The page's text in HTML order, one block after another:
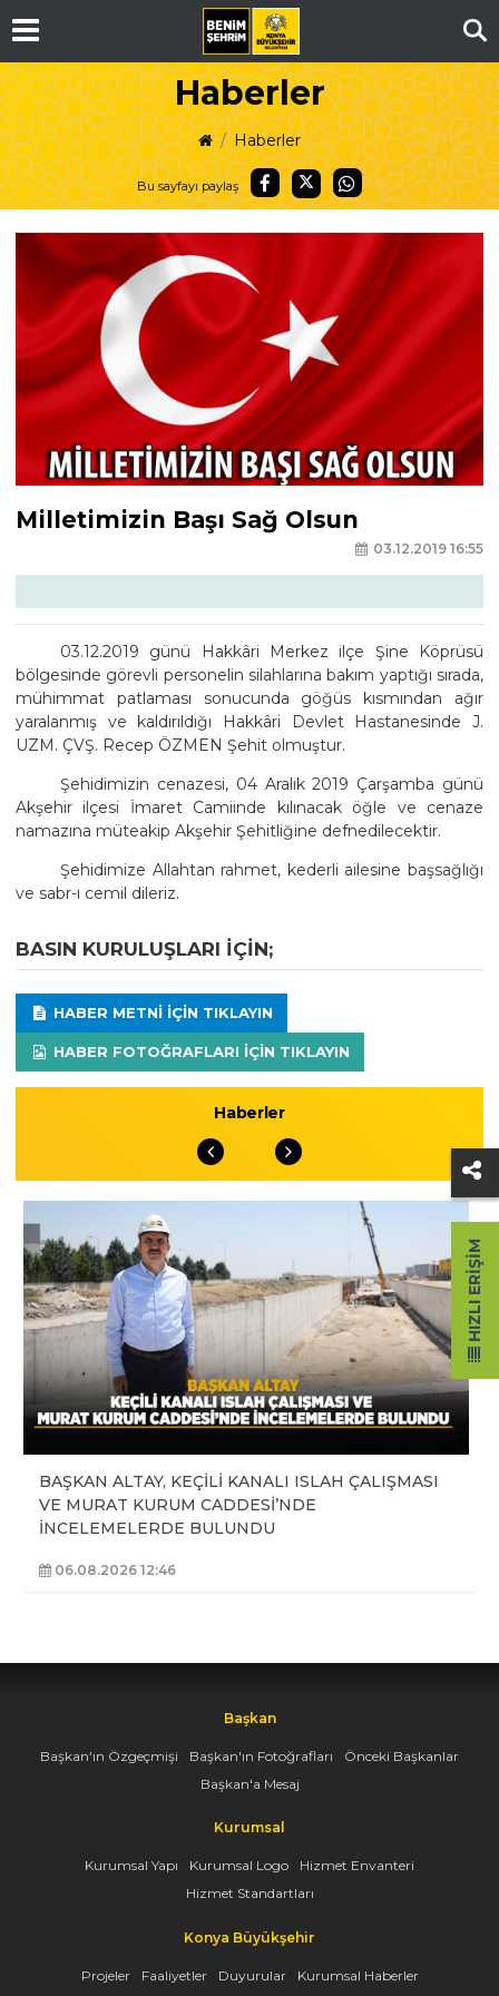
Haberler
Haberler
Bu sayfayı paylaş
Milletimizin Başı Sağ Olsun
03.12.2019 16:55
03.12.2019 günü Hakkâri Merkez ilçe Şine Köprüsü
bölgesinde görevli personelin silahlarına bakım yaptığı sırada,
mühimmat patlaması sonucunda göğüs kısmından ağır
yaralanmış ve kaldırıldığı Hakkâri Devlet Hastanesinde J.
UZM. ÇVŞ. Recep ÖZMEN Şehit olmuştur.
Şehidimizin cenazesi, 04 Aralık 2019 Çarşamba günü
Akşehir ilçesi İmaret Camiinde kılınacak öğle ve cenaze
namazına müteakip Akşehir Şehitliğine defnedilecektir.
Şehidimize Allahtan rahmet, kederli ailesine başsağlığı
ve sabr-ı cemil dileriz.
BASIN KURULUŞLARI IÇIN;
HABER METNI IÇIN TIKLAYIN
HABER FOTOĞRAFLARI IÇIN TIKLAYIN
Haberler
BAŞKAN ALTAY, KEÇİLİ KANALI ISLAH ÇALIŞMASI
VE MURAT KURUM CADDESİ’NDE
İNCELEMELERDE BULUNDU
06.08.2026 12:46
Başkan
Başkan'ın Özgeçmişi Başkan'ın Fotoğrafları
Önceki Başkanlar
Başkan'a Mesaj
Kurumsal
Kurumsal Yapı Kurumsal Logo
Hizmet Envanteri
Hizmet Standartları
Konya Büyükşehir
Projeler Faaliyetler Duyurular Kurumsal Haberler
HIZLI ERIŞIM